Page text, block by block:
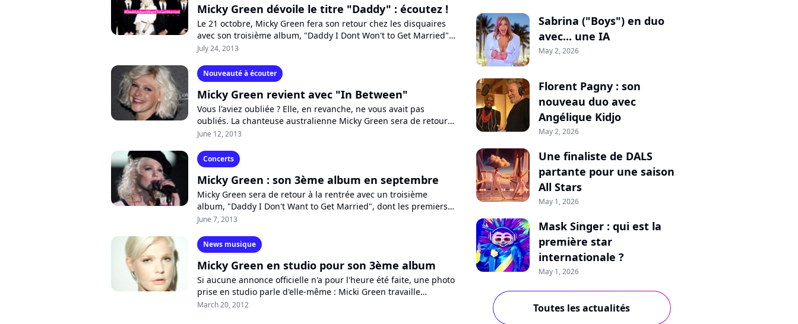
Micky Green dévoile le titre "Daddy" : écoutez !
Le 21 octobre, Micky Green fera son retour chez les disquaires
avec son troisième album, "Daddy I Dont Won't to Get Married",
dont le premier single...
July 24, 2013
Nouveauté à écouter
Micky Green revient avec "In Between"
Vous l'aviez oubliée ? Elle, en revanche, ne vous avait pas
oubliés. La chanteuse australienne Micky Green sera de retour à
la fin du mois de juin avec...
June 12, 2013
Concerts
Micky Green : son 3ème album en septembre
Micky Green sera de retour à la rentrée avec un troisième
album, "Daddy I Don't Want to Get Married", dont les premiers
extraits seront dévoilés le 17...
June 7, 2013
News musique
Micky Green en studio pour son 3ème album
Si aucune annonce officielle n'a pour l'heure été faite, une photo
prise en studio parle d'elle-même : Micki Green travaille
actuellement sur un nouvel...
March 20, 2012
Sabrina ("Boys") en duo
avec... une IA
May 2, 2026
Florent Pagny : son
nouveau duo avec
Angélique Kidjo
May 2, 2026
Une finaliste de DALS
partante pour une saison
All Stars
May 1, 2026
Mask Singer : qui est la
première star
internationale ?
May 1, 2026
Toutes les actualités